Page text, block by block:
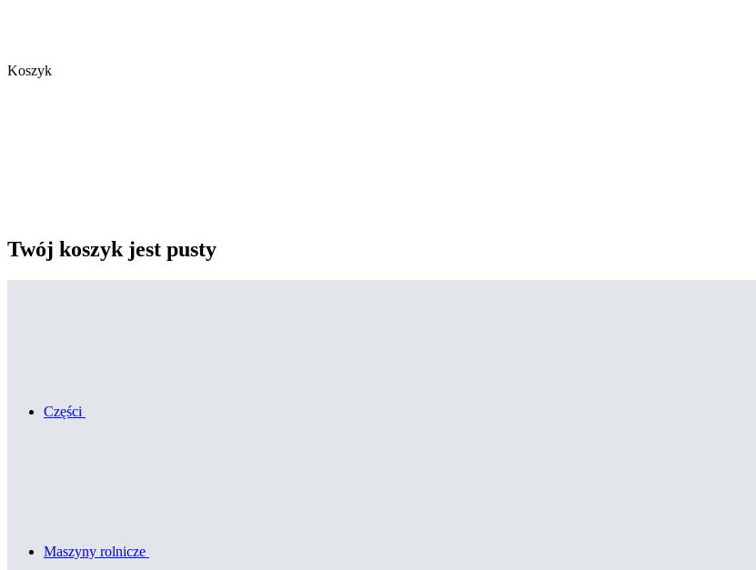
Koszyk
Twój koszyk jest pusty
Części
Maszyny rolnicze